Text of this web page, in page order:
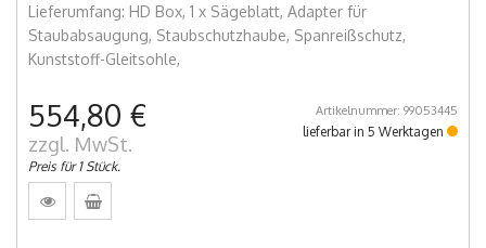
Lieferumfang: HD Box, 1 x Sägeblatt, Adapter für
Staubabsaugung, Staubschutzhaube, Spanreißschutz,
Kunststoff-Gleitsohle,
554,80 €
zzgl. MwSt.
Preis für 1 Stück.
Artikelnummer: 99053445
lieferbar in 5 Werktagen